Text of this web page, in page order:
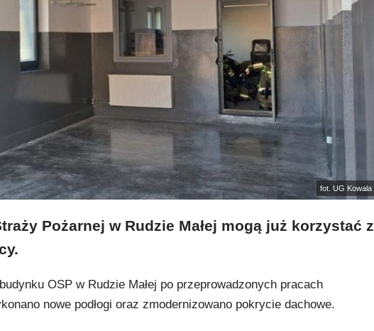
fot. UG Kowala
Pożarnej w Rudzie Małej mogą już korzystać z
OSP w Rudzie Małej po przeprowadzonych pracach
nowe podłogi oraz zmodernizowano pokrycie dachowe.